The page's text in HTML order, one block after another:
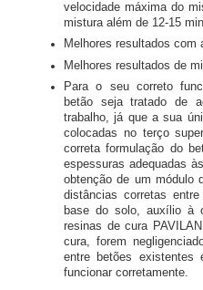
velocidade máxima do
mistura além de 12-15
Melhores resultados com
Melhores resultados de
Para o seu correto
betão seja tratado de
trabalho, já que a sua
colocadas no terço
correta formulação do
espessuras adequadas
obtenção de um módulo
distâncias corretas
base do solo, auxílio à
resinas de cura
cura, forem
entre betões
funcionar corretamente.